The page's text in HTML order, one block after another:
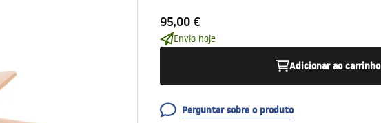
95,00 €
Envio hoje
Adicionar ao carrinho
Perguntar sobre o produto